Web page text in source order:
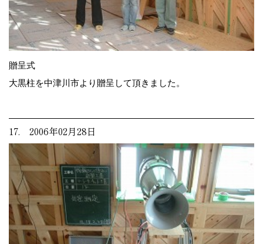
贈呈式
大黒柱を中津川市より贈呈して頂きました。
17. 2006年02月28日